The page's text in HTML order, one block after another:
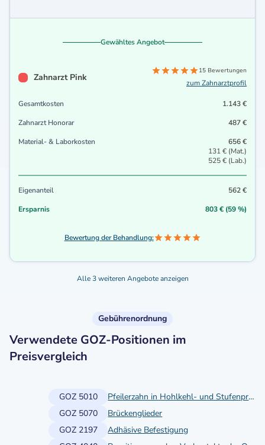
Gewähltes Angebot
Zahnarzt Pink
15 Bewertungen
zum Zahnarztprofil
Gesamtkosten
1.143 €
Zahnarzt Honorar
487 €
Material- & Laborkosten
656 €
131 € (Mat.)
525 € (Lab.)
Eigenanteil
562 €
Ersparnis
803 € (59 %)
Bewertung der Behandlung:
Alle 3 weiteren Angebote anzeigen
Gebührenordnung
Verwendete GOZ-Positionen im
Preisvergleich
GOZ 5010
Pfeilerzahn in Hohlkehl- und Stufenpräparation
GOZ 5070
Brückenglieder
GOZ 2197
Adhäsive Befestigung